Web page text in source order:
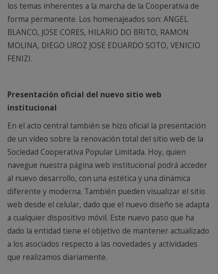
los temas inherentes a la marcha de la Cooperativa de
forma permanente. Los homenajeados son: ANGEL
BLANCO, JOSE CORES, HILARIO DO BRITO, RAMON
MOLINA, DIEGO UROZ JOSE EDUARDO SOTO, VENICIO
FENIZI.
Presentación oficial del nuevo sitio web
institucional
En el acto central también se hizo oficial la presentación
de un video sobre la renovación total del sitio web de la
Sociedad Cooperativa Popular Limitada. Hoy, quien
navegue nuestra página web institucional podrá acceder
al nuevo desarrollo, con una estética y una dinámica
diferente y moderna. También pueden visualizar el sitio
web desde el celular, dado que el nuevo diseño se adapta
a cualquier dispositivo móvil. Este nuevo paso que ha
dado la entidad tiene el objetivo de mantener actualizado
a los asociados respecto a las novedades y actividades
que realizamos diariamente.